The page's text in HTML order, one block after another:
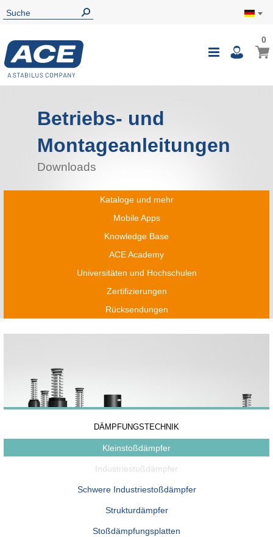
0
Betriebs- und
Montageanleitungen
Downloads
Kataloge und mehr
Mobile Apps
Knowledge Base
ACE Academy
Universitäten und Hochschulen
Zertifizierungen
Rücksendungen
DÄMPFUNGSTECHNIK
Kleinstoßdämpfer
Industriestoßdämpfer
Schwere Industriestoßdämpfer
Strukturdämpfer
Stoßdämpfungsplatten